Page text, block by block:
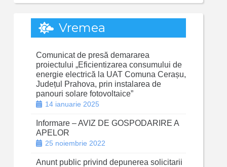
Vremea
Comunicat de presă demararea
proiectului „Eficientizarea consumului de
energie electrică la UAT Comuna Cerașu,
Județul Prahova, prin instalarea de
panouri solare fotovoltaice”
14 ianuarie 2025
Informare – AVIZ DE GOSPODARIRE A
APELOR
25 noiembrie 2022
Anunt public privind depunerea solicitarii